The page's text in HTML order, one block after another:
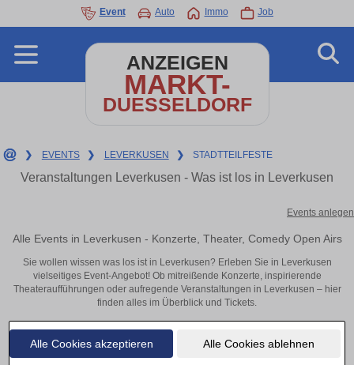
Alle Cookies akzeptieren Alle Cookies ablehnen
Event Auto Immo Job
ANZEIGEN
MARKT-
DUESSELDORF
❯ EVENTS ❯ LEVERKUSEN ❯ STADTTEILFESTE
Veranstaltungen Leverkusen - Was ist los in Leverkusen
Events anlegen
Alle Events in Leverkusen - Konzerte, Theater, Comedy Open Airs
Sie wollen wissen was los ist in Leverkusen? Erleben Sie in Leverkusen
vielseitiges Event-Angebot! Ob mitreißende Konzerte, inspirierende
Theateraufführungen oder aufregende Veranstaltungen in Leverkusen – hier
finden alles im Überblick und Tickets.